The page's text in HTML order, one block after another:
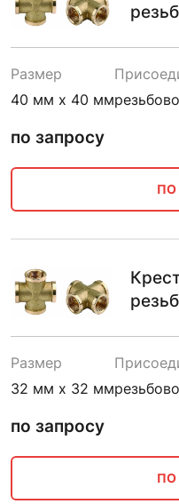
Размер
40 мм х 40 мм
по запросу
ПО
Размер
32 мм х 32 мм
по запросу
ПО